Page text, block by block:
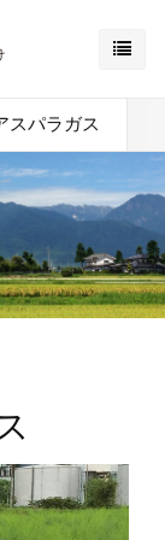
スパラガス